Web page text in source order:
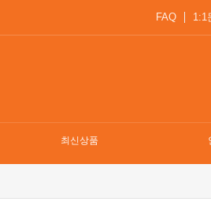
FAQ 1:1
최신상품